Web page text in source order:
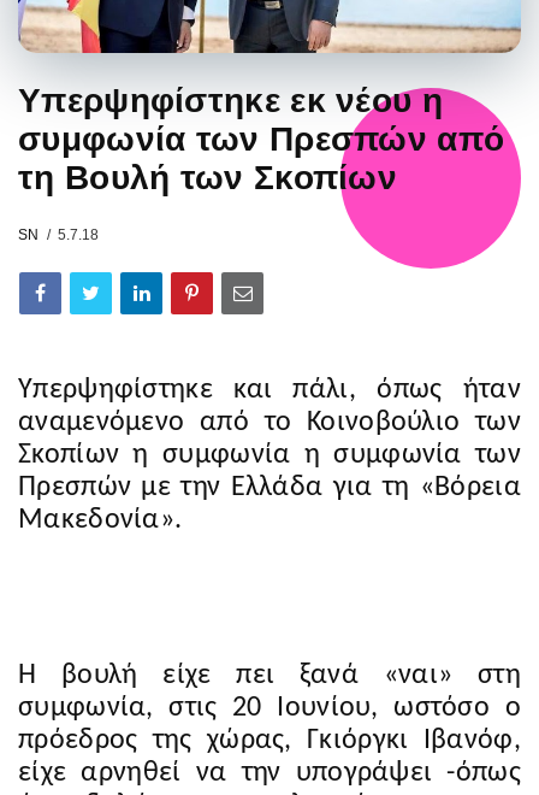
Υπερψηφίστηκε εκ νέου η
συμφωνία των Πρεσπών από
τη Βουλή των Σκοπίων
SN 5.7.18
Υπερψηφίστηκε και πάλι, όπως ήταν
αναμενόμενο από το Κοινοβούλιο των
Σκοπίων η συμφωνία η συμφωνία των
Πρεσπών με την Ελλάδα για τη «Βόρεια
Μακεδονία».
Η βουλή είχε πει ξανά «ναι» στη
συμφωνία, στις 20 Ιουνίου, ωστόσο ο
πρόεδρος της χώρας, Γκιόργκι Ιβανόφ,
είχε αρνηθεί να την υπογράψει -όπως